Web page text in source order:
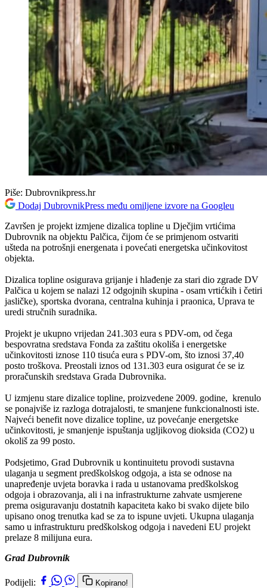
Piše: Dubrovnikpress.hr
Dodaj DubrovnikPress među omiljene izvore na Googleu
Završen je projekt izmjene dizalica topline u Dječjim vrtićima
Dubrovnik na objektu Palčica, čijom će se primjenom ostvariti
ušteda na potrošnji energenata i povećati energetska učinkovitost
objekta.
Dizalica topline osigurava grijanje i hlađenje za stari dio zgrade DV
Palčica u kojem se nalazi 12 odgojnih skupina - osam vrtićkih i četiri
jasličke), sportska dvorana, centralna kuhinja i praonica, Uprava te
uredi stručnih suradnika.
Projekt je ukupno vrijedan 241.303 eura s PDV-om, od čega
bespovratna sredstava Fonda za zaštitu okoliša i energetske
učinkovitosti iznose 110 tisuća eura s PDV-om, što iznosi 37,40
posto troškova. Preostali iznos od 131.303 eura osigurat će se iz
proračunskih sredstava Grada Dubrovnika.
U izmjenu stare dizalice topline, proizvedene 2009. godine, krenulo
se ponajviše iz razloga dotrajalosti, te smanjene funkcionalnosti iste.
Najveći benefit nove dizalice topline, uz povećanje energetske
učinkovitosti, je smanjenje ispuštanja ugljikovog dioksida (CO2) u
okoliš za 99 posto.
Podsjetimo, Grad Dubrovnik u kontinuitetu provodi sustavna
ulaganja u segment predškolskog odgoja, a ista se odnose na
unapređenje uvjeta boravka i rada u ustanovama predškolskog
odgoja i obrazovanja, ali i na infrastrukturne zahvate usmjerene
prema osiguravanju dostatnih kapaciteta kako bi svako dijete bilo
upisano onog trenutka kad se za to ispune uvjeti. Ukupna ulaganja
samo u infrastrukturu predškolskog odgoja i navedeni EU projekt
prelaze 8 milijuna eura.
Grad Dubrovnik
Podijeli: Kopirano!